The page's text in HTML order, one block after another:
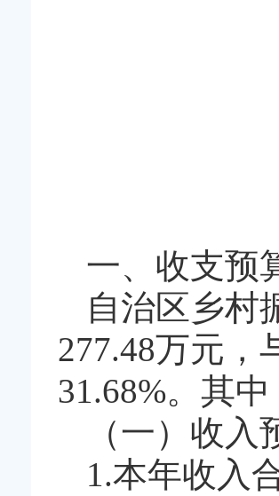
一、收支预
自治区乡村
277.48万元，
31.68%。其中
（一）收
1.本年收入